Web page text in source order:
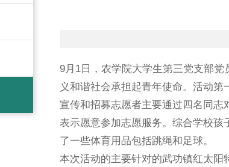
9月1日，农学院大学生第三党支部
义和谐社会承担起青年使命。活动第
宣传和招募志愿者主要通过四名同
表示愿意参加志愿服务。综合学校
了一些体育用品包括跳绳和足球。
本次活动的主要针对的武功镇红太